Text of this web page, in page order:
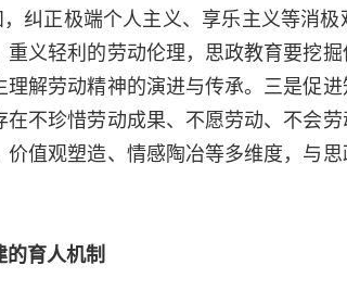
纠正极端个人主义、享乐主义等消
义轻利的劳动伦理，思政教育要挖
解劳动精神的演进与传承。三是促
不珍惜劳动成果、不愿劳动、不会
值观塑造、情感陶冶等多维度，与
育人机制